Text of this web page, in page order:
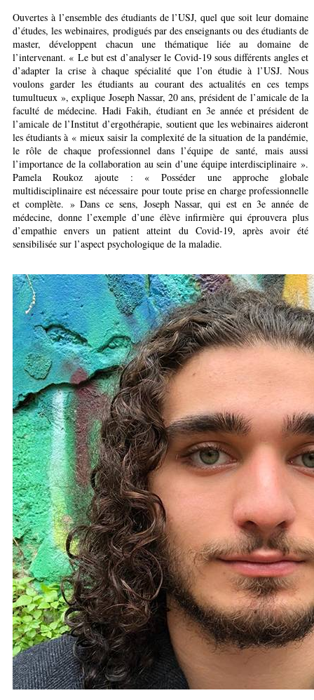
Ouvertes à l’ensemble des étudiants de l’USJ, quel que soit leur domaine
d’études, les webinaires, prodigués par des enseignants ou des étudiants de
master, développent chacun une thématique liée au domaine de
l’intervenant. « Le but est d’analyser le Covid-19 sous différents angles et
d’adapter la crise à chaque spécialité que l’on étudie à l’USJ. Nous
voulons garder les étudiants au courant des actualités en ces temps
tumultueux », explique Joseph Nassar, 20 ans, président de l’amicale de la
faculté de médecine. Hadi Fakih, étudiant en 3e année et président de
l’amicale de l’Institut d’ergothérapie, soutient que les webinaires aideront
les étudiants à « mieux saisir la complexité de la situation de la pandémie,
le rôle de chaque professionnel dans l’équipe de santé, mais aussi
l’importance de la collaboration au sein d’une équipe interdisciplinaire ».
Pamela Roukoz ajoute : « Posséder une approche globale
multidisciplinaire est nécessaire pour toute prise en charge professionnelle
et complète. » Dans ce sens, Joseph Nassar, qui est en 3e année de
médecine, donne l’exemple d’une élève infirmière qui éprouvera plus
d’empathie envers un patient atteint du Covid-19, après avoir été
sensibilisée sur l’aspect psychologique de la maladie.